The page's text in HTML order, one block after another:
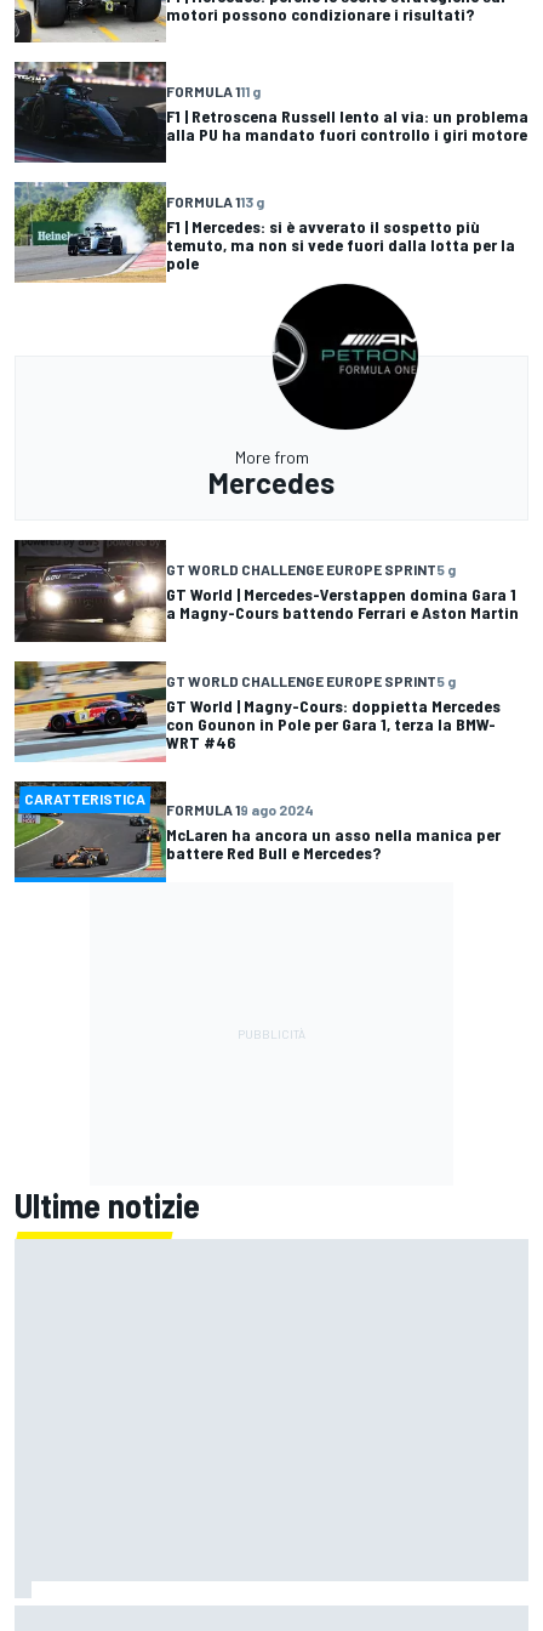
motori possono condizionare i risultati?
FORMULA 111 g
F1 | Retroscena Russell lento al via: un problema
alla PU ha mandato fuori controllo i giri motore
FORMULA 113 g
F1 | Mercedes: si è avverato il sospetto più
temuto, ma non si vede fuori dalla lotta per la
pole
More from
Mercedes
GT WORLD CHALLENGE EUROPE SPRINT5 g
GT World | Mercedes-Verstappen domina Gara 1
a Magny-Cours battendo Ferrari e Aston Martin
GT WORLD CHALLENGE EUROPE SPRINT5 g
GT World | Magny-Cours: doppietta Mercedes
con Gounon in Pole per Gara 1, terza la BMW-
WRT #46
CARATTERISTICA
FORMULA 19 ago 2024
McLaren ha ancora un asso nella manica per
battere Red Bull e Mercedes?
Ultime notizie